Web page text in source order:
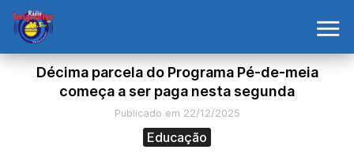
Décima parcela do Programa Pé-de-meia
começa a ser paga nesta segunda
Publicado em 22/12/2025
Educação